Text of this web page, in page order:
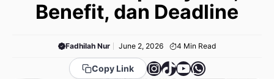
Benefit, dan Deadline
Fadhilah Nur June 2, 2026 4 Min Read
Copy Link Instagram
TikTok
YouTube
WhatsApp